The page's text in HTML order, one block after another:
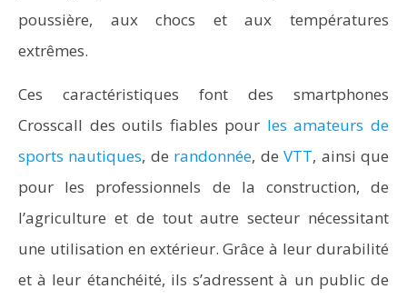
poussière, aux chocs et aux températures
extrêmes.
Ces caractéristiques font des smartphones
Crosscall des outils fiables pour les amateurs de
sports nautiques, de randonnée, deVTT, ainsi que
pour les professionnels de la construction, de
l’agriculture et de tout autre secteur nécessitant
une utilisation en extérieur. Grâce à leur durabilité
et à leur étanchéité, ils s’adressent à un public de